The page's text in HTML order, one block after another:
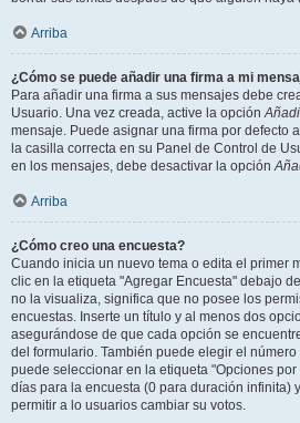
Arriba
¿Cómo se puede añadir una firma a mi
Para añadir una firma a sus mensajes debe
Usuario. Una vez creada, active la opción
mensaje. Puede asignar una firma por defecto
la casilla correcta en su Panel de Control de
en los mensajes, debe desactivar la opción
Arriba
¿Cómo creo una encuesta?
Cuando inicia un nuevo tema o edita el primer
clic en la etiqueta "Agregar Encuesta" debajo
no la visualiza, significa que no posee los
encuestas. Inserte un título y al menos dos
asegurándose de que cada opción se
del formulario. También puede elegir el
puede seleccionar en la etiqueta "Opciones
días para la encuesta (0 para duración infinita)
permitir a lo usuarios cambiar su votos.